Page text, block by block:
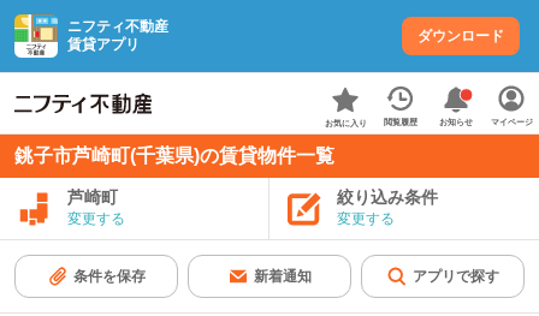
ニフティ不動産
賃貸アプリ
ダウンロード
お気に入り 閲覧履歴 お知らせ マイページ
銚子市芦崎町(千葉県)の賃貸物件一覧
芦崎町
変更する
絞り込み条件
変更する
条件を保存 新着通知 アプリで探す